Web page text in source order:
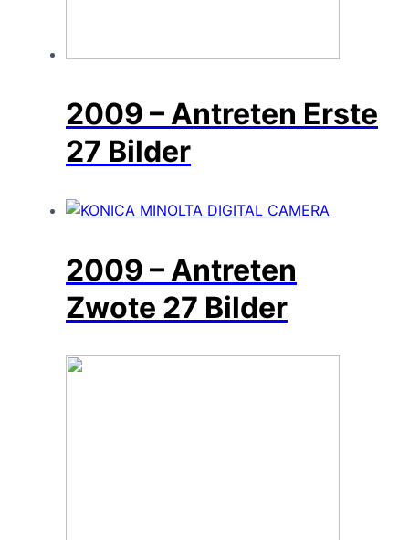
2009 – Antreten Erste
27 Bilder
2009 – Antreten
Zwote 27 Bilder